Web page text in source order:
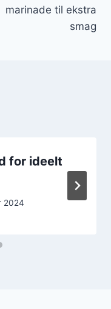
marinade til ekstra
smag
for ideelt
2024